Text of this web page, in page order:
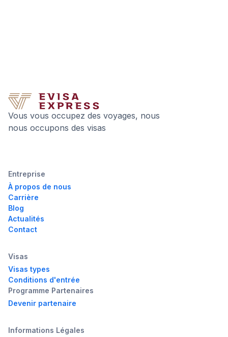
Vous vous occupez des voyages, nous
nous occupons des visas
Entreprise
À propos de nous
Carrière
Blog
Actualités
Contact
Visas
Visas types
Conditions d'entrée
Programme Partenaires
Devenir partenaire
Informations Légales